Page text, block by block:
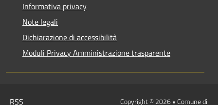
Informativa privacy
Note legali
Dichiarazione di accessibilità
Moduli Privacy Amministrazione trasparente
RSS Copyright © 2026 • Comune di